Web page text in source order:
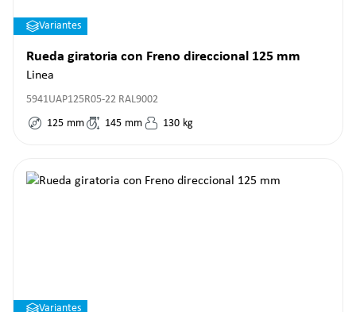
Variantes
Rueda giratoria con Freno direccional 125 mm
Linea
5941UAP125R05-22 RAL9002
125 mm 145 mm 130 kg
Variantes